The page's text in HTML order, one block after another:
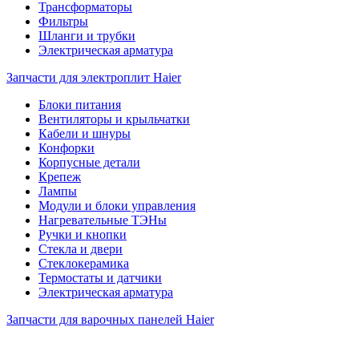
Трансформаторы
Фильтры
Шланги и трубки
Электрическая арматура
Запчасти для электроплит Haier
Блоки питания
Вентиляторы и крыльчатки
Кабели и шнуры
Конфорки
Корпусные детали
Крепеж
Лампы
Модули и блоки управления
Нагревательные ТЭНы
Ручки и кнопки
Стекла и двери
Стеклокерамика
Термостаты и датчики
Электрическая арматура
Запчасти для варочных панелей Haier